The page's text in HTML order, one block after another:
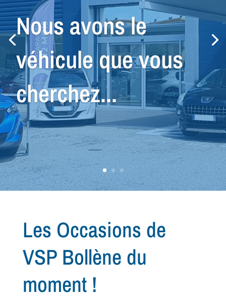
Nous avons le
véhicule que vous
cherchez...
Les Occasions de
VSP Bollène du
moment !